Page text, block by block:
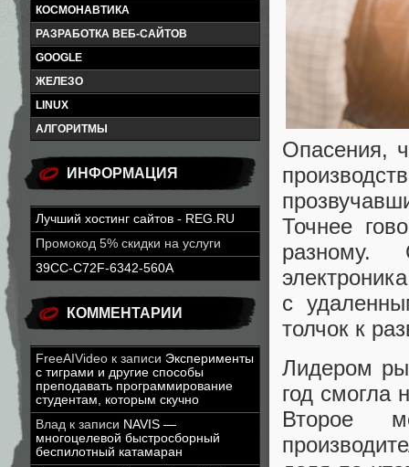
КОСМОНАВТИКА
РАЗРАБОТКА ВЕБ-САЙТОВ
GOOGLE
ЖЕЛЕЗО
LINUX
АЛГОРИТМЫ
ИНФОРМАЦИЯ
Лучший хостинг сайтов - REG.RU
Промокод 5% скидки на услуги
39CC-C72F-6342-560A
КОММЕНТАРИИ
FreeAIVideo к записи Эксперименты
с тиграми и другие способы
преподавать программирование
студентам, которым скучно
Влад к записи NAVIS —
многоцелевой быстросборный
беспилотный катамаран
Опасения,
Точнее
разному.
с
толчок к
Лидером
год смогла
Второе